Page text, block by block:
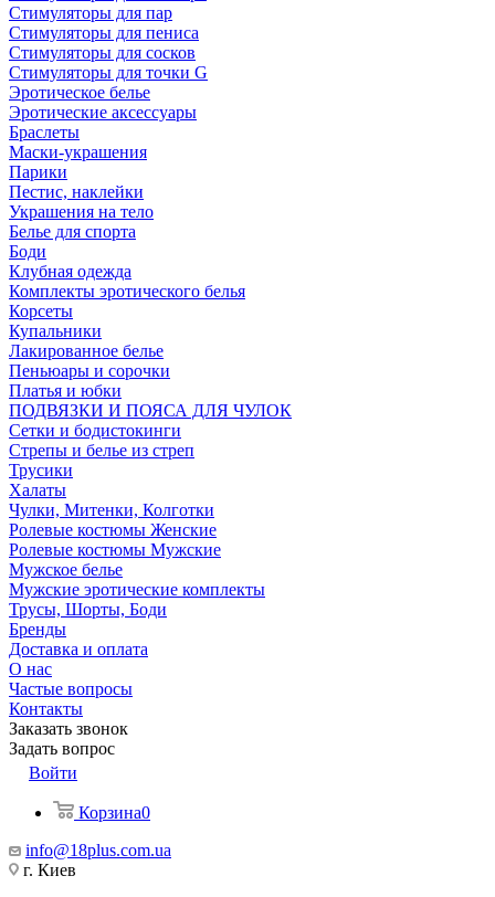
Стимуляторы для пар
Стимуляторы для пениса
Стимуляторы для сосков
Стимуляторы для точки G
Эротическое белье
Эротические аксессуары
Браслеты
Маски-украшения
Парики
Пестис, наклейки
Украшения на тело
Белье для спорта
Боди
Клубная одежда
Комплекты эротического белья
Корсеты
Купальники
Лакированное белье
Пеньюары и сорочки
Платья и юбки
ПОДВЯЗКИ И ПОЯСА ДЛЯ ЧУЛОК
Сетки и бодистокинги
Стрепы и белье из стреп
Трусики
Халаты
Чулки, Митенки, Колготки
Ролевые костюмы Женские
Ролевые костюмы Мужские
Мужское белье
Мужские эротические комплекты
Трусы, Шорты, Боди
Бренды
Доставка и оплата
О нас
Частые вопросы
Контакты
Заказать звонок
Задать вопрос
Войти
Корзина0
info@18plus.com.ua
г. Киев